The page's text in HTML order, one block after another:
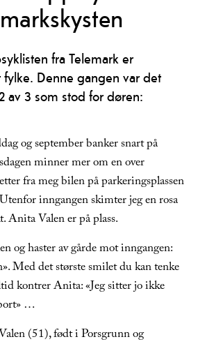
fra Telemark er
Denne gangen var det
av 3 som stod for døren:
og september banker snart på
minner mer om en over
fra meg bilen på parkeringsplassen
inngangen skimter jeg en rosa
Anita Valen er på plass.
og haster av gårde mot inngangen:
Med det største smilet du kan tenke
kontrer Anita: «Jeg sitter jo ikke
…
(51), født i Porsgrunn og